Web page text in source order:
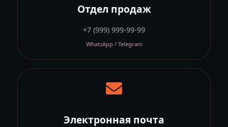
Отдел продаж
+7 (999) 999-99-99
WhatsApp / Telegram
Электронная почта